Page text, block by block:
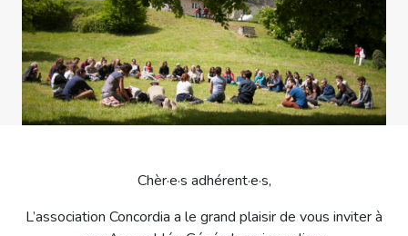
Chèr·e·s adhérent·e·s,
L’association Concordia a le grand plaisir de vous inviter à